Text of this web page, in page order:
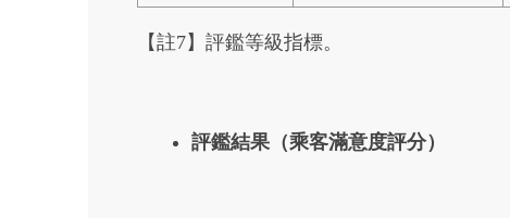
【註7】評鑑等級指標。
評鑑結果（乘客滿意度評分）